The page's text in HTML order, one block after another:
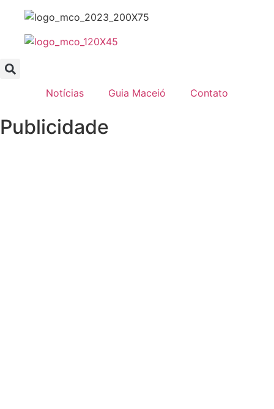
conteúdo
Notícias Guia Maceió Contato
Publicidade